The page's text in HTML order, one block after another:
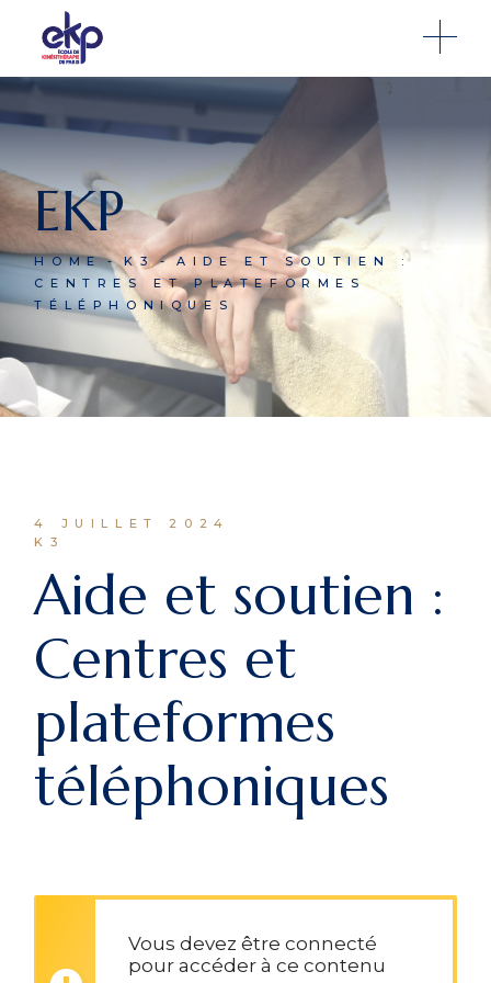
EKP
HOME K3
AIDE ET SOUTIEN :
CENTRES ET PLATEFORMES
TÉLÉPHONIQUES
4 JUILLET 2024
K3
Aide et soutien :
Centres et
plateformes
téléphoniques
Vous devez être connecté
pour accéder à ce contenu